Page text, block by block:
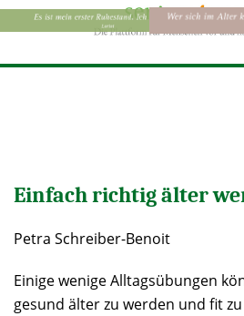
Einfach richtig älter
Petra Schreiber-Benoit
Einige wenige Alltagsübungen
gesund älter zu werden und fit